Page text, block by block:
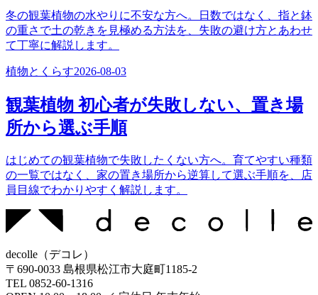
冬の観葉植物の水やりに不安な方へ。日数ではなく、指と鉢
の重さで土の乾きを見極める方法を、失敗の避け方とあわせ
て丁寧に解説します。
植物とくらす2026-08-03
観葉植物 初心者が失敗しない、置き場
所から選ぶ手順
はじめての観葉植物で失敗したくない方へ。育てやすい種類
の一覧ではなく、家の置き場所から逆算して選ぶ手順を、店
員目線でわかりやすく解説します。
decolle （デコレ ）
〒 690-0033 島根県松江市大庭町1185-2
TEL 0852-60-1316